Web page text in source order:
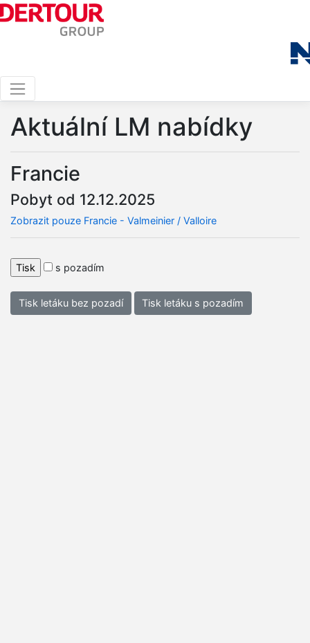
Aktuální LM nabídky
Francie
Pobyt od 12.12.2025
Zobrazit pouze Francie - Valmeinier / Valloire
s pozadím
Tisk letáku bez pozadí Tisk letáku s pozadím